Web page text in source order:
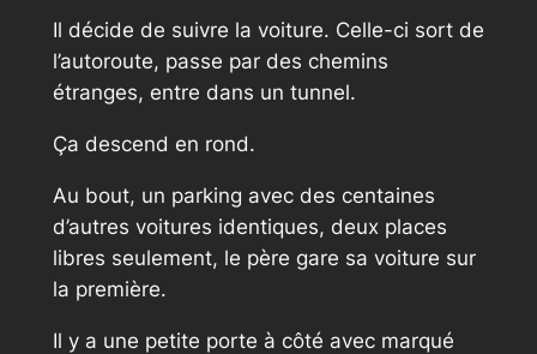
Il décide de suivre la voiture. Celle-ci sort de
l’autoroute, passe par des chemins
étranges, entre dans un tunnel.
Ça descend en rond.
Au bout, un parking avec des centaines
d’autres voitures identiques, deux places
libres seulement, le père gare sa voiture sur
la première.
Il y a une petite porte à côté avec marqué